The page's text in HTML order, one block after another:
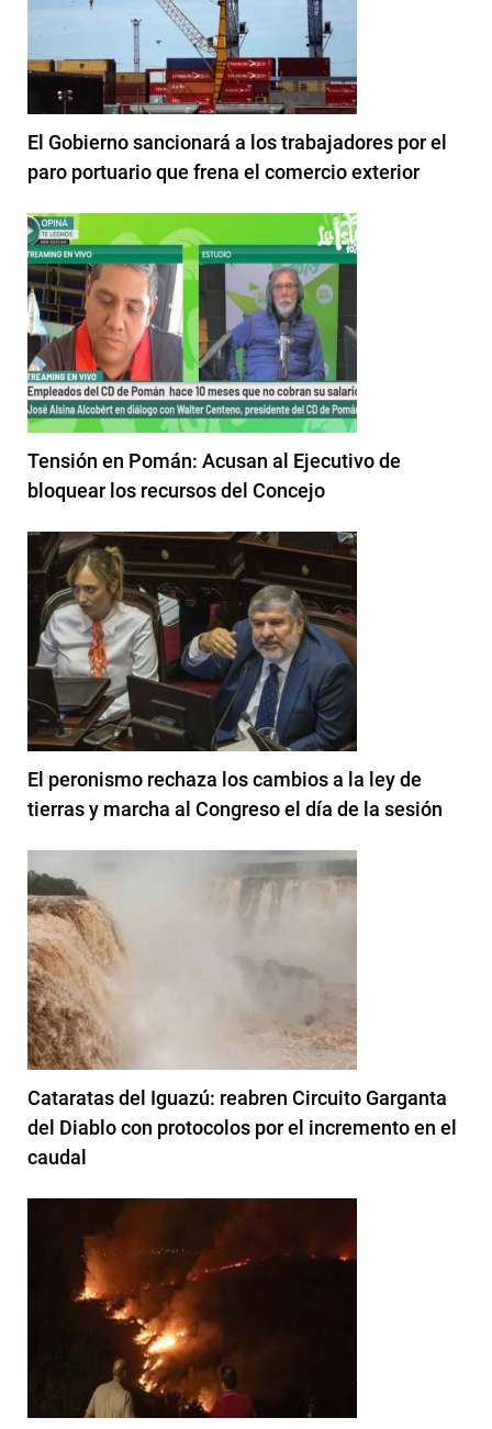
El Gobierno sancionará a los trabajadores por el
paro portuario que frena el comercio exterior
Tensión en Pomán: Acusan al Ejecutivo de
bloquear los recursos del Concejo
El peronismo rechaza los cambios a la ley de
tierras y marcha al Congreso el día de la sesión
Cataratas del Iguazú: reabren Circuito Garganta
del Diablo con protocolos por el incremento en el
caudal